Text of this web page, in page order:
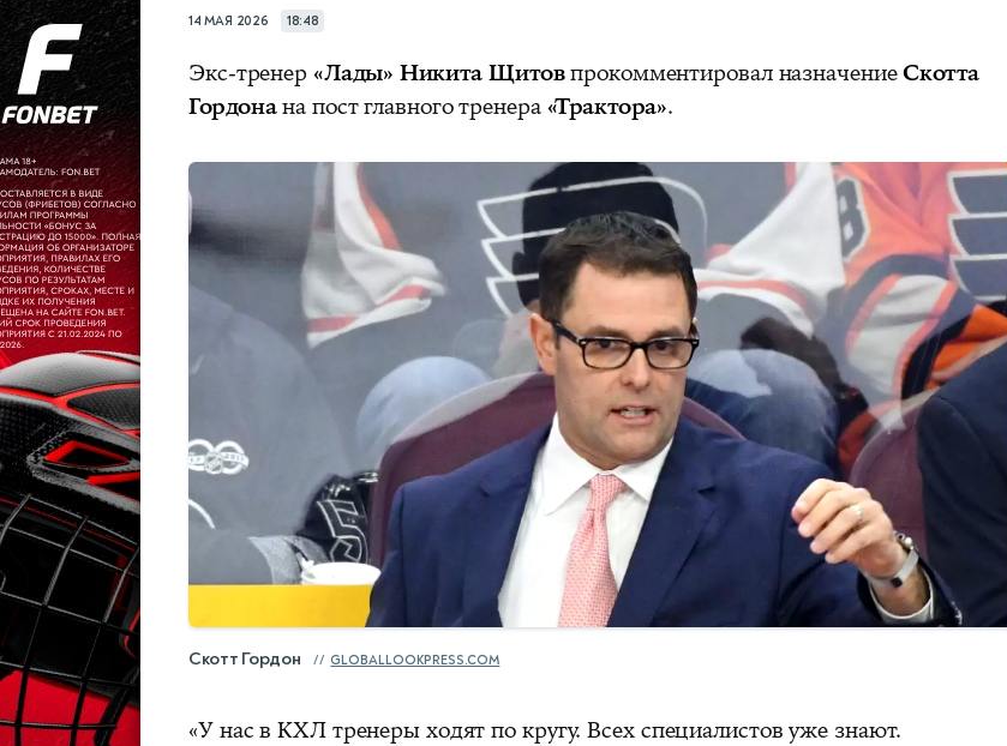
14 МАЯ 2026 18:48
Экс-тренер «Лады» Никита Щитовпрокомментировал назначениеСкотта
Гордонана пост главного тренера«Трактора».
Скотт Гордон GLOBALLOOKPRESS.COM
«У нас в КХЛ тренеры ходят по кругу. Всех специалистов уже знают.